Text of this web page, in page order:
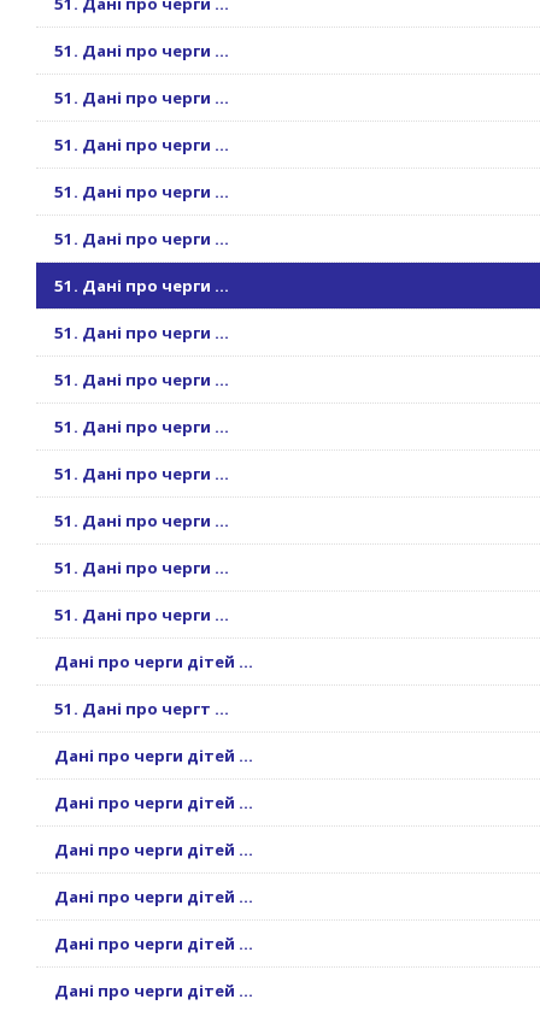
51. Дані про черги ...
51. Дані про черги ...
51. Дані про черги ...
51. Дані про черги ...
51. Дані про черги ...
51. Дані про черги ...
51. Дані про черги ...
51. Дані про черги ...
51. Дані про черги ...
51. Дані про черги ...
51. Дані про черги ...
51. Дані про черги ...
51. Дані про черги ...
Дані про черги дітей ...
51. Дані про чергт ...
Дані про черги дітей ...
Дані про черги дітей ...
Дані про черги дітей ...
Дані про черги дітей ...
Дані про черги дітей ...
Дані про черги дітей ...